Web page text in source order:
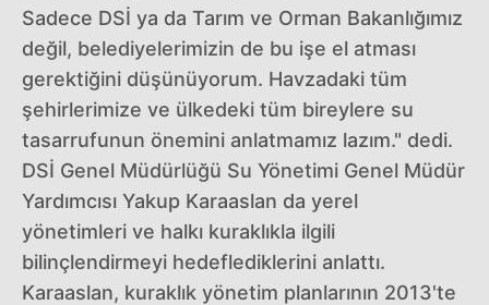
Sadece DSİ ya da Tarım ve Orman Bakanlığımız
değil, belediyelerimizin de bu işe el atması
gerektiğini düşünüyorum. Havzadaki tüm
şehirlerimize ve ülkedeki tüm bireylere su
tasarrufunun önemini anlatmamız lazım." dedi.
DSİ Genel Müdürlüğü Su Yönetimi Genel Müdür
Yardımcısı Yakup Karaaslan da yerel
yönetimleri ve halkı kuraklıkla ilgili
bilinçlendirmeyi hedeflediklerini anlattı.
Karaaslan, kuraklık yönetim planlarının 2013'te